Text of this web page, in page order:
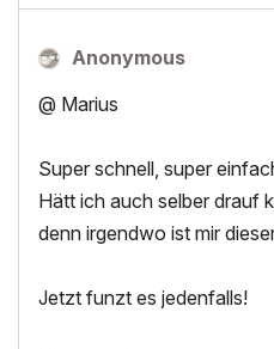
Anonymous
@ Marius
Super schnell, super
Hätt ich auch selber drauf
denn irgendwo ist mir
Jetzt funzt es jedenfalls!